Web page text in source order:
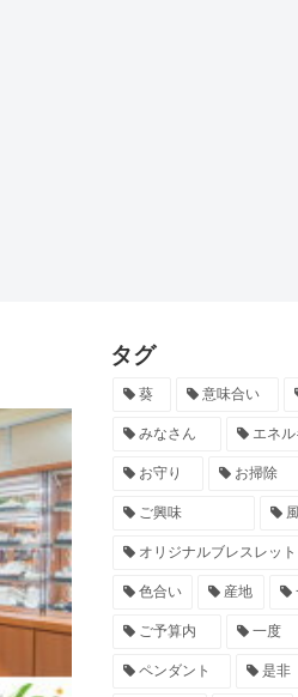
タグ
葵 意味合い
みなさん エネ
お守り お掃除
ご興味
オリジナルブレスレット
色合い 産地
ご予算内 一度
ペンダント 是非